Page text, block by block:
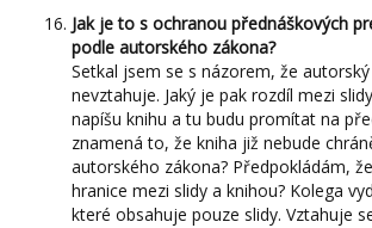
Jak je to s ochranou přednáškových
podle autorského zákona?
Setkal jsem se s názorem, že
nevztahuje. Jaký je pak rozdíl mezi
napíšu knihu a tu budu promítat na
znamená to, že kniha již nebude
autorského zákona? Předpokládám,
hranice mezi slidy a knihou? Kolega
které obsahuje pouze slidy. Vztahuje